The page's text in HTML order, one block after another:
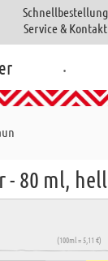
Schnellbestellung
Service & Kontakt
.
- 80 ml,
(100ml = 5,11 €)